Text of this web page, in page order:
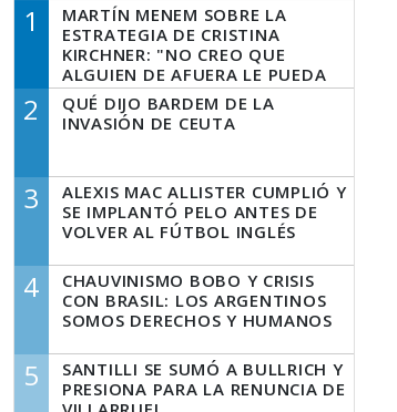
1
MARTÍN MENEM SOBRE LA
ESTRATEGIA DE CRISTINA
KIRCHNER: "NO CREO QUE
ALGUIEN DE AFUERA LE PUEDA
DECIR A LA JUSTICIA LO QUE
TIENE QUE HACER"
2
QUÉ DIJO BARDEM DE LA
INVASIÓN DE CEUTA
3
ALEXIS MAC ALLISTER CUMPLIÓ Y
SE IMPLANTÓ PELO ANTES DE
VOLVER AL FÚTBOL INGLÉS
4
CHAUVINISMO BOBO Y CRISIS
CON BRASIL: LOS ARGENTINOS
SOMOS DERECHOS Y HUMANOS
5
SANTILLI SE SUMÓ A BULLRICH Y
PRESIONA PARA LA RENUNCIA DE